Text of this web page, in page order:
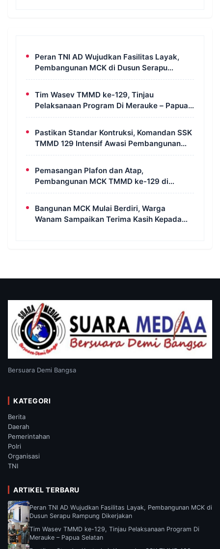
Peran TNI AD Wujudkan Fasilitas Layak,
Pembangunan MCK di Dusun Serapu
Rampung Dikerjakan
Tim Wasev TMMD ke-129, Tinjau
Pelaksanaan Program Di Merauke – Papua
Selatan
Pastikan Standar Kontruksi, Komandan SSK
TMMD 129 Intensif Awasi Pembangunan
MCK di Wanam
Pemasangan Plafon dan Atap,
Pembangunan MCK TMMD ke-129 di
Kampung Wanam Hampir Rampung
Bangunan MCK Mulai Berdiri, Warga
Wanam Sampaikan Terima Kasih Kepada
Bersuara Demi Bangsa
KATEGORI
Berita
Daerah
Pemerintahan
Polri
Organisasi
TNI
ARTIKEL TERBARU
Peran TNI AD Wujudkan Fasilitas Layak, Pembangunan MCK di
Dusun Serapu Rampung Dikerjakan
Tim Wasev TMMD ke-129, Tinjau Pelaksanaan Program Di
Merauke – Papua Selatan